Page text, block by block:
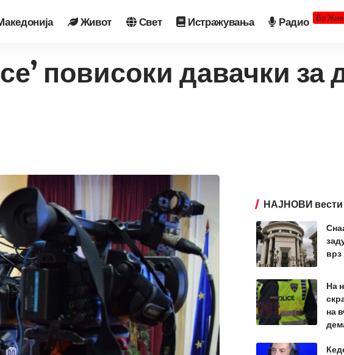
Живот Свет Истражувања Радио Во
повисоки давачки за
НАЈНОВИ вести
врз
На
на